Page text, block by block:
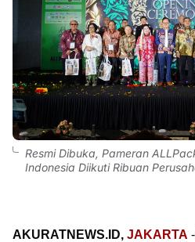
Resmi Dibuka, Pameran
Indonesia Diikuti Ribuan
AKURATNEWS.ID, JAKARTA